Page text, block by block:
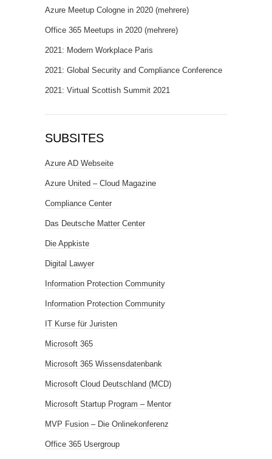
Azure Meetup Cologne in 2020 (mehrere)
Office 365 Meetups in 2020 (mehrere)
2021: Modern Workplace Paris
2021: Global Security and Compliance Conference
2021: Virtual Scottish Summit 2021
SUBSITES
Azure AD Webseite
Azure United – Cloud Magazine
Compliance Center
Das Deutsche Matter Center
Die Appkiste
Digital Lawyer
Information Protection Community
Information Protection Community
IT Kurse für Juristen
Microsoft 365
Microsoft 365 Wissensdatenbank
Microsoft Cloud Deutschland (MCD)
Microsoft Startup Program – Mentor
MVP Fusion – Die Onlinekonferenz
Office 365 Usergroup